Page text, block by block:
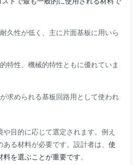
久性が低く、主に片面基板に用いら
特性、機械的特性ともに優れていま
求められる基板回路用として使われ
目的に応じて選定されます。例え
ある材料が必要です。設計者は、使
を選ぶことが重要です。